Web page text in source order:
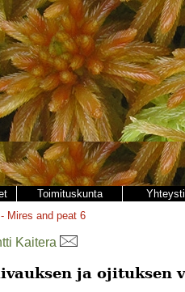
Toimituskunta
Mires and peat 6
Kaitera
ja ojituksen